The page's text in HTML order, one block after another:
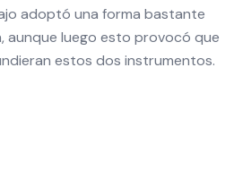
adoptó una forma bastante
aunque luego esto provocó que
estos dos instrumentos.